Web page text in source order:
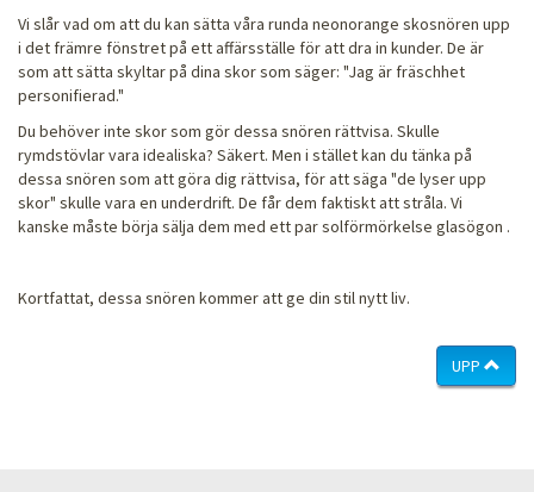
Vi slår vad om att du kan sätta våra runda neonorange skosnören upp
i det främre fönstret på ett affärsställe för att dra in kunder. De är
som att sätta skyltar på dina skor som säger: "Jag är fräschhet
personifierad."
Du behöver inte skor som gör dessa snören rättvisa. Skulle
rymdstövlar vara idealiska? Säkert. Men i stället kan du tänka på
dessa snören som att göra dig rättvisa, för att säga "de lyser upp
skor" skulle vara en underdrift. De får dem faktiskt att stråla. Vi
kanske måste börja sälja dem med ett par solförmörkelse glasögon .
Kortfattat, dessa snören kommer att ge din stil nytt liv.
UPP